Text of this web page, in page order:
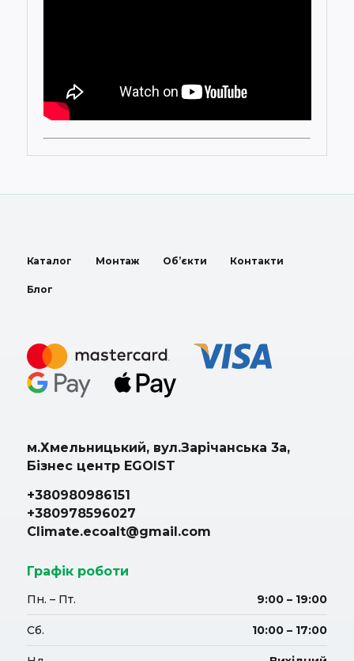
Каталог Монтаж Об’єкти Контакти
Блог
м.Хмельницький, вул.Зарічанська 3а,
Бізнес центр EGOIST
+380980986151
+380978596027
Climate.ecoalt@gmail.com
Графік роботи
Пн. – Пт. 9:00 – 19:00
Сб. 10:00 – 17:00